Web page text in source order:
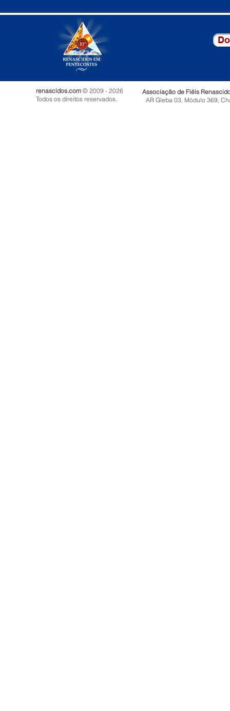
renascidos.com © 2009 - 2026
Todos os direitos reservados.
Associação de Fiéis
AR Gleba 03, Módulo 369,